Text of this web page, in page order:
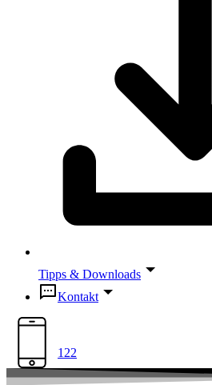
Tipps & Downloads
Kontakt
122